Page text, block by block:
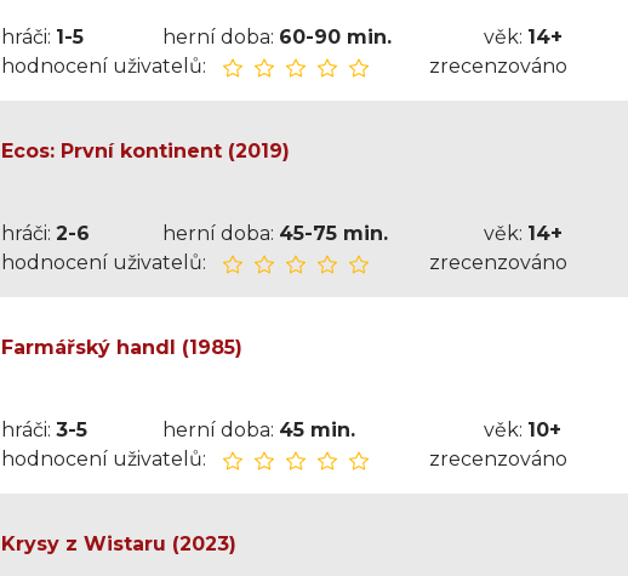
hráči: 1-5 herní doba: 60-90 min. věk: 14+
hodnocení uživatelů:
zrecenzováno
Ecos: První kontinent (2019)
hráči: 2-6 herní doba: 45-75 min. věk: 14+
hodnocení uživatelů:
zrecenzováno
Farmářský handl (1985)
hráči: 3-5 herní doba: 45 min. věk: 10+
hodnocení uživatelů:
zrecenzováno
Krysy z Wistaru (2023)